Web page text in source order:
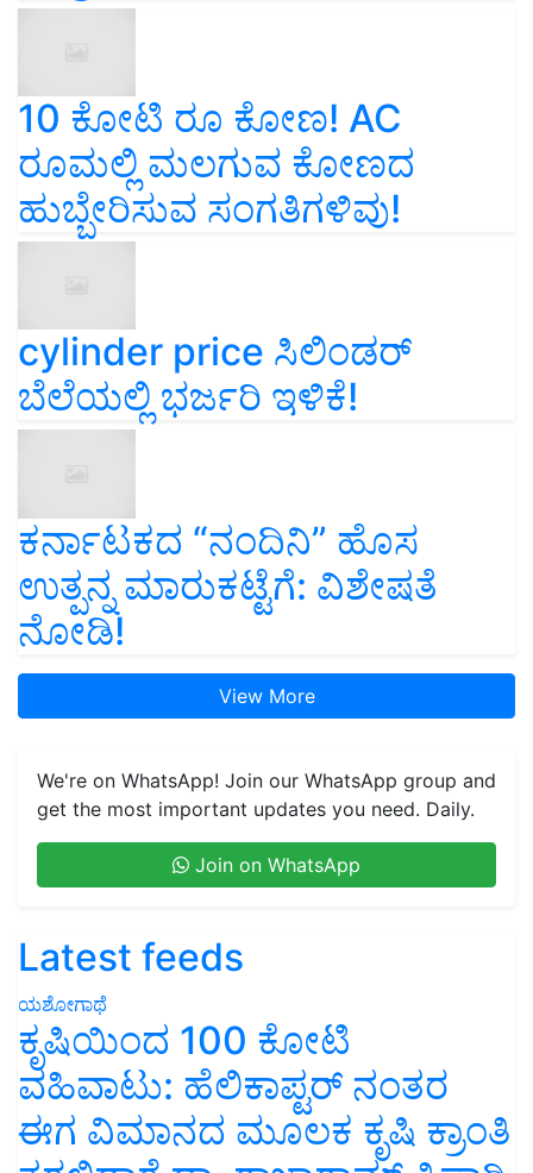
10 ಕೋಟಿ ರೂ ಕೋಣ! AC
ರೂಮಲ್ಲಿ ಮಲಗುವ ಕೋಣದ
ಹುಬ್ಬೇರಿಸುವ ಸಂಗತಿಗಳಿವು!
cylinder price ಸಿಲಿಂಡರ್‌
ಬೆಲೆಯಲ್ಲಿ ಭರ್ಜರಿ ಇಳಿಕೆ!
ಕರ್ನಾಟಕದ “ನಂದಿನಿ” ಹೊಸ
ಉತ್ಪನ್ನ ಮಾರುಕಟ್ಟೆಗೆ: ವಿಶೇಷತೆ
ನೋಡಿ!
View More
We're on WhatsApp! Join our WhatsApp group and
get the most important updates you need. Daily.
Join on WhatsApp
Latest feeds
ಯಶೋಗಾಥೆ
ಕೃಷಿಯಿಂದ 100 ಕೋಟಿ
ವಹಿವಾಟು: ಹೆಲಿಕಾಪ್ಟರ್ ನಂತರ
ಈಗ ವಿಮಾನದ ಮೂಲಕ ಕೃಷಿ ಕ್ರಾಂತಿ